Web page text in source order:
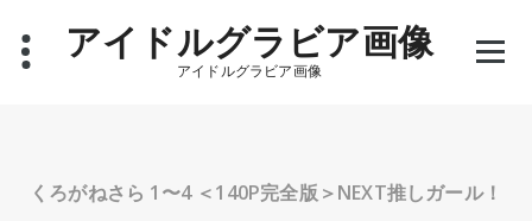
アイドルグラビア画像
アイドルグラビア画像
くろがねさら 1〜4 ＜140P完全版＞NEXT推しガール！